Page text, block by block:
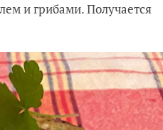
и грибами. Получается